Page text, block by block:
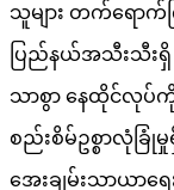
သူများ တက်ရ
ပြည်နယ်အသီးသီးရှိ
သာစွာ နေထိုင်လုပ်
စည်းစိမ်ဥစ္စာလုံခြုံမှု
အေးချမ်းသာယာရ